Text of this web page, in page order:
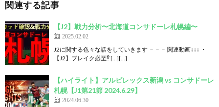
関連する記事
【J2】戦力分析〜北海道コンサドーレ札幌編〜
2025.02.02
J2に関する色々な話をしていきます －－－ 関連動画↓↓↓ ・
【J2】ブレイク必至⁉︎ […][…]
【ハイライト】アルビレックス新潟 vs コンサドーレ
札幌【J1第21節 2024.6.29】
2024.06.30